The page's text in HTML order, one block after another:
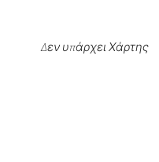
Δεν υπάρχει Χάρτης